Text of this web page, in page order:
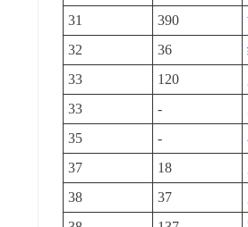
31
390
32
36
33
120
33
-
35
-
37
18
38
37